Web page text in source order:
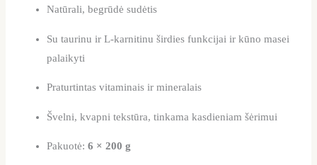
Natūrali, begrūdė sudėtis
Su taurinu ir L-karnitinu širdies funkcijai ir kūno masei
palaikyti
Praturtintas vitaminais ir mineralais
Švelni, kvapni tekstūra, tinkama kasdieniam šėrimui
Pakuotė:6 × 200 g